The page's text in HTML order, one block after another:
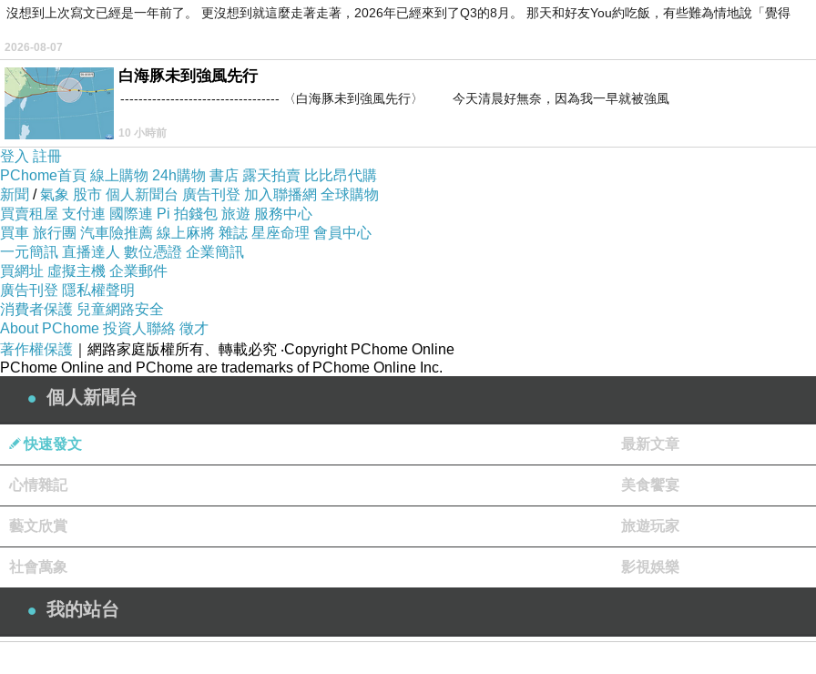
沒想到上次寫文已經是一年前了。 更沒想到就這麼走著走著，2026年已經來到了Q3的8月。 那天和好友You約吃飯，有些難為情地說「覺得
2026-08-07
白海豚未到強風先行
----------------------------------- 〈白海豚未到強風先行〉 今天清晨好無奈，因為我一早就被強風
10 小時前
登入 註冊
PChome首頁 線上購物 24h購物 書店 露天拍賣 比比昂代購
新聞 /氣象 股市 個人新聞台 廣告刊登 加入聯播網 全球購物
買賣租屋 支付連 國際連 Pi 拍錢包 旅遊 服務中心
買車 旅行團 汽車險推薦 線上麻將 雜誌 星座命理 會員中心
一元簡訊 直播達人 數位憑證 企業簡訊
買網址 虛擬主機 企業郵件
廣告刊登 隱私權聲明
消費者保護 兒童網路安全
About PChome 投資人聯絡 徵才
著作權保護 ｜網路家庭版權所有、轉載必究 ‧Copyright PChome Online
PChome Online and PChome are trademarks of PChome Online Inc.
個人新聞台
快速發文 最新文章
心情雜記 美食饗宴
藝文欣賞 旅遊玩家
社會萬象 影視娛樂
我的站台